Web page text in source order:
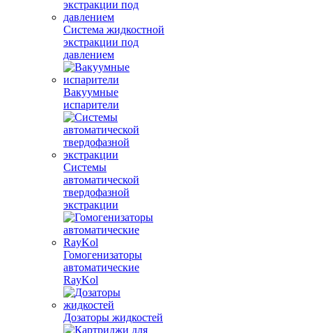
Система жидкостной
экстракции под
давлением
Вакуумные
испарители
Системы
автоматической
твердофазной
экстракции
Гомогенизаторы
автоматические
RayKol
Дозаторы жидкостей